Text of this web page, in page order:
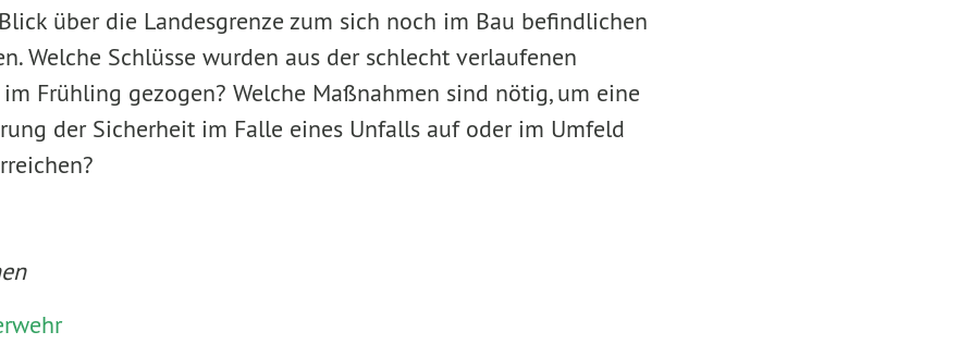
über die Landesgrenze zum sich noch im Bau befindlichen
Welche Schlüsse wurden aus der schlecht verlaufenen
Frühling gezogen? Welche Maßnahmen sind nötig, um eine
der Sicherheit im Falle eines Unfalls auf oder im Umfeld